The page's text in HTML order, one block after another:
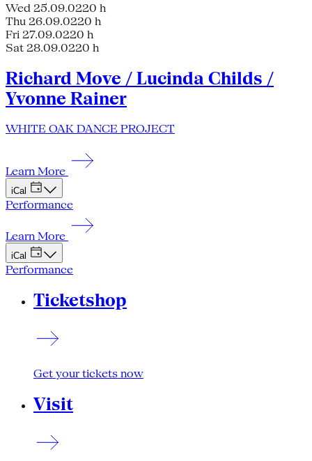
Wed 25.09.0220 h
Thu 26.09.0220 h
Fri 27.09.0220 h
Sat 28.09.0220 h
Richard Move / Lucinda Childs /
Yvonne Rainer
WHITE OAK DANCE PROJECT
Learn More
iCal
Performance
Learn More
iCal
Performance
Ticketshop
Get your tickets now
Visit